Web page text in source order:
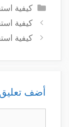
كيفية
كيفية
كيفية
أضف تعليق